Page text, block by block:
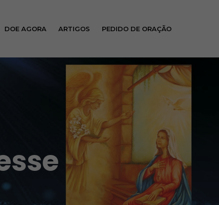
DOE AGORA ARTIGOS PEDIDO DE ORAÇÃO